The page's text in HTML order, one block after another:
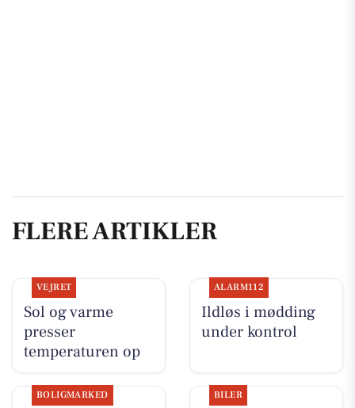
FLERE ARTIKLER
VEJRET
Sol og varme
presser
temperaturen op
ALARM112
Ildløs i mødding
under kontrol
BOLIGMARKED BILER